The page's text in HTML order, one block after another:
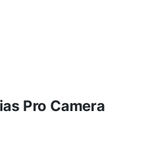
Pro Camera